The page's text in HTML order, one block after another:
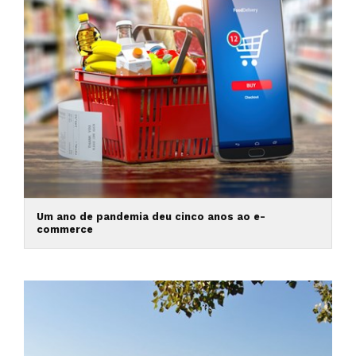
Um ano de pandemia deu cinco anos ao e-
commerce